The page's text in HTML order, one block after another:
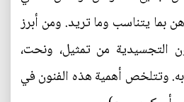
بما يتناسب وما تريد. ومن أبرز
التجسيدية من تمثيل، ونحت،
وتتلخص أهمية هذه الفنون في